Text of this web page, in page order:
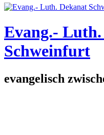
Evang.-
Schweinfurt
evangelisch